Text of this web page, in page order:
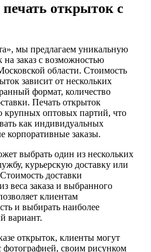
открыток с
мы предлагаем уникальную
на заказ с возможностью
области. Стоимость
зависит от нескольких
формат, количество
Печать открыток
крупных оптовых партий, что
как индивидуальных
корпоративные заказы.
выбрать один из нескольких
курьерскую доставку или
доставки
веса заказа и выбранного
клиентам
и выбирать наиболее
вариант.
открыток, клиенты могут
фотографией, своим рисунком